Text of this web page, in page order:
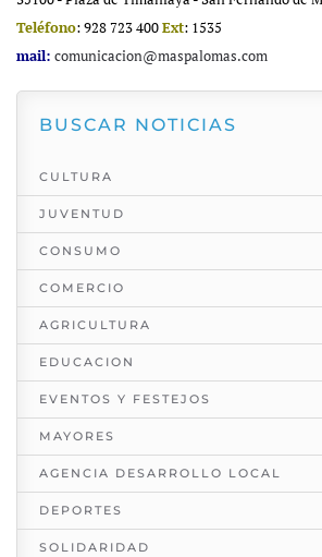
Teléfono: 928 723 400Ext: 1535
mail: comunicacion@maspalomas.com
BUSCAR NOTICIAS
CULTURA
JUVENTUD
CONSUMO
COMERCIO
AGRICULTURA
EDUCACION
EVENTOS Y FESTEJOS
MAYORES
AGENCIA DESARROLLO LOCAL
DEPORTES
SOLIDARIDAD